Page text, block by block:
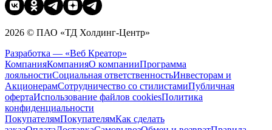
2026 © ПАО «ТД Холдинг-Центр»
Разработка — «Веб Креатор»
КомпанияКомпанияО компанииПрограмма
лояльностиСоциальная ответственностьИнвесторам и
АкционерамСотрудничество со стилистамиПубличная
офертаИспользование файлов cookiesПолитика
конфиденциальности
ПокупателямПокупателямКак сделать